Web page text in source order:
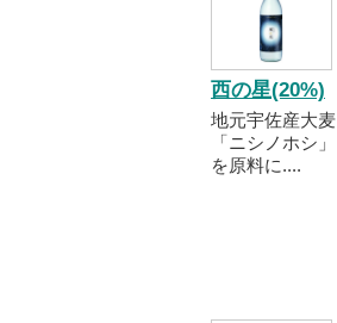
西の星(20%)
地元宇佐産大麦
「ニシノホシ」
を原料に....